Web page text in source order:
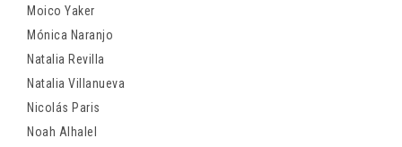
Moico Yaker
Mónica Naranjo
Natalia Revilla
Natalia Villanueva
Nicolás Paris
Noah Alhalel